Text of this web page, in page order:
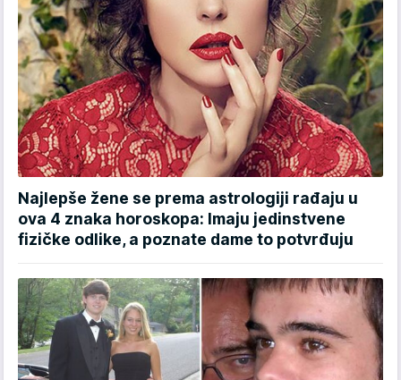
Najlepše žene se prema astrologiji rađaju u
ova 4 znaka horoskopa: Imaju jedinstvene
fizičke odlike, a poznate dame to potvrđuju